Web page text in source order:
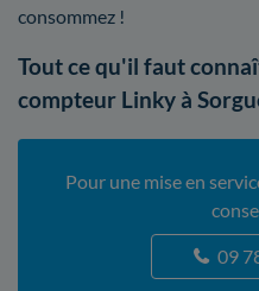
consommez !
Tout ce qu'il faut
compteur Linky à
Pour une mise en
09